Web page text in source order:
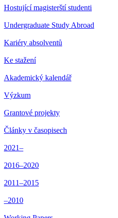
Hostující magisterští studenti
Undergraduate Study Abroad
Kariéry absolventů
Ke stažení
Akademický kalendář
Výzkum
Grantové projekty
Články v časopisech
2021–
2016–2020
2011–2015
–2010